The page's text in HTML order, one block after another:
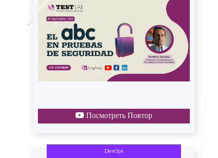
Посмотреть Повтор
DevOps